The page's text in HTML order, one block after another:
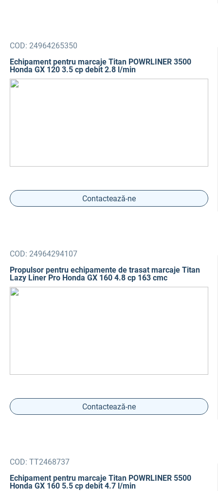
COD: 24964265350
Echipament pentru marcaje Titan POWRLINER 3500
Honda GX 120 3.5 cp debit 2.8 l/min
Contactează-ne
COD: 24964294107
Propulsor pentru echipamente de trasat marcaje Titan
Lazy Liner Pro Honda GX 160 4.8 cp 163 cmc
Contactează-ne
COD: TT2468737
Echipament pentru marcaje Titan POWRLINER 5500
Honda GX 160 5.5 cp debit 4.7 l/min